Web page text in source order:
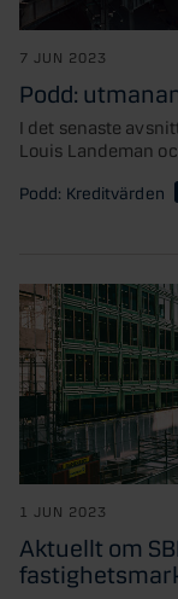
7 JUN 2023
Podd:
I det senaste
Louis Landeman
Podd: Kreditvärden
1 JUN 2023
Aktuellt om